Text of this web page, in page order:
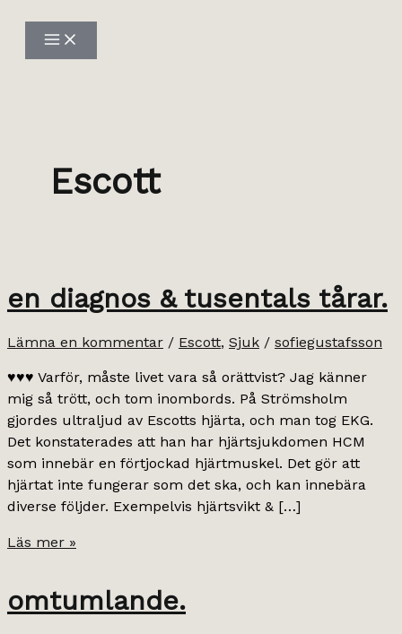
innehåll
Escott
en diagnos & tusentals tårar.
Lämna en kommentar / Escott, Sjuk / sofiegustafsson
♥♥♥ Varför, måste livet vara så orättvist? Jag känner
mig så trött, och tom inombords. På Strömsholm
gjordes ultraljud av Escotts hjärta, och man tog EKG.
Det konstaterades att han har hjärtsjukdomen HCM
som innebär en förtjockad hjärtmuskel. Det gör att
hjärtat inte fungerar som det ska, och kan innebära
diverse följder. Exempelvis hjärtsvikt & […]
en
tusentals
Läs mer »
omtumlande.